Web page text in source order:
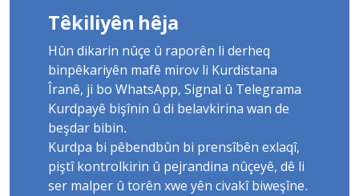
Têkiliyên hêja
Hûn dikarin nûçe û raporên li derheq
binpêkariyên mafê mirov li Kurdistana
Îranê, ji bo WhatsApp, Signal û Telegrama
Kurdpayê bişînin û di belavkirina wan de
beşdar bibin.
Kurdpa bi pêbendbûn bi prensîbên exlaqî,
piştî kontrolkirin û pejrandina nûçeyê, dê li
ser malper û torên xwe yên civakî biweşîne.